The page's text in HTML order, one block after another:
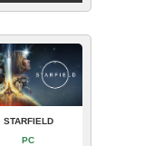
STARFIELD
PC